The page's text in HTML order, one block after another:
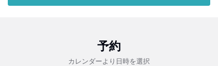
予約
カレンダーより日時を選択